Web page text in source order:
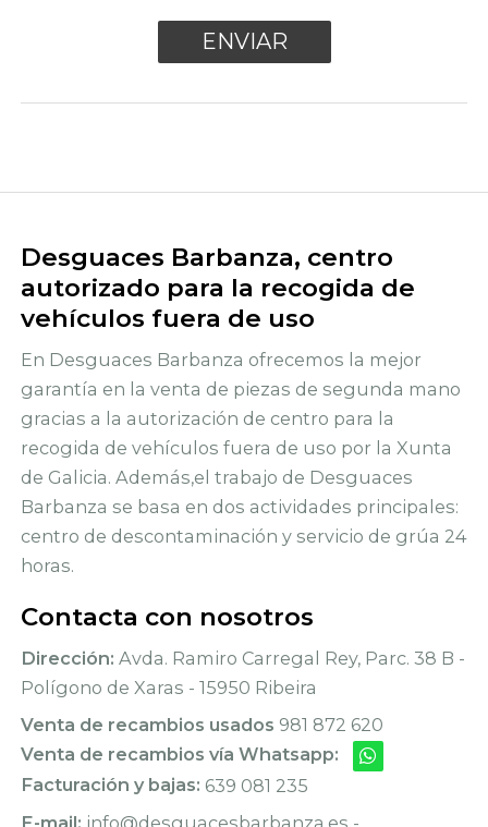
Desguaces Barbanza, centro
autorizado para la recogida de
vehículos fuera de uso
En Desguaces Barbanza ofrecemos la mejor
garantía en la venta de piezas de segunda mano
gracias a la autorización de centro para la
recogida de vehículos fuera de uso por la Xunta
de Galicia. Además,el trabajo de Desguaces
Barbanza se basa en dos actividades principales:
centro de descontaminación y servicio de grúa 24
horas.
Contacta con nosotros
Dirección: Avda. Ramiro Carregal Rey, Parc. 38 B -
Polígono de Xaras - 15950 Ribeira
Venta de recambios usados 981 872 620
Venta de recambios vía Whatsapp:
Facturación y bajas: 639 081 235
E-mail: info@desguacesbarbanza.es -